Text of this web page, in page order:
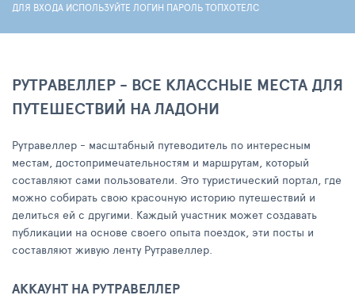
ДЛЯ ВХОДА ИСПОЛЬЗУЙТЕ ЛОГИН ПАРОЛЬ ТОПХОТЕЛС
РУТРАВЕЛЛЕР - ВСЕ КЛАССНЫЕ МЕСТА ДЛЯ
ПУТЕШЕСТВИЙ НА ЛАДОНИ
Рутравеллер - масштабный путеводитель по интересным
местам, достопримечательностям и маршрутам, который
составляют сами пользователи. Это туристический портал, где
можно собирать свою красочную историю путешествий и
делиться ей с другими. Каждый участник может создавать
публикации на основе своего опыта поездок, эти посты и
составляют живую ленту Рутравеллер.
АККАУНТ НА РУТРАВЕЛЛЕР